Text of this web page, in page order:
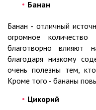
Банан
Банан - отличный
огромное
благотворно влияют
благодаря низкому
очень полезны тем,
Кроме того - бананы
Цикорий